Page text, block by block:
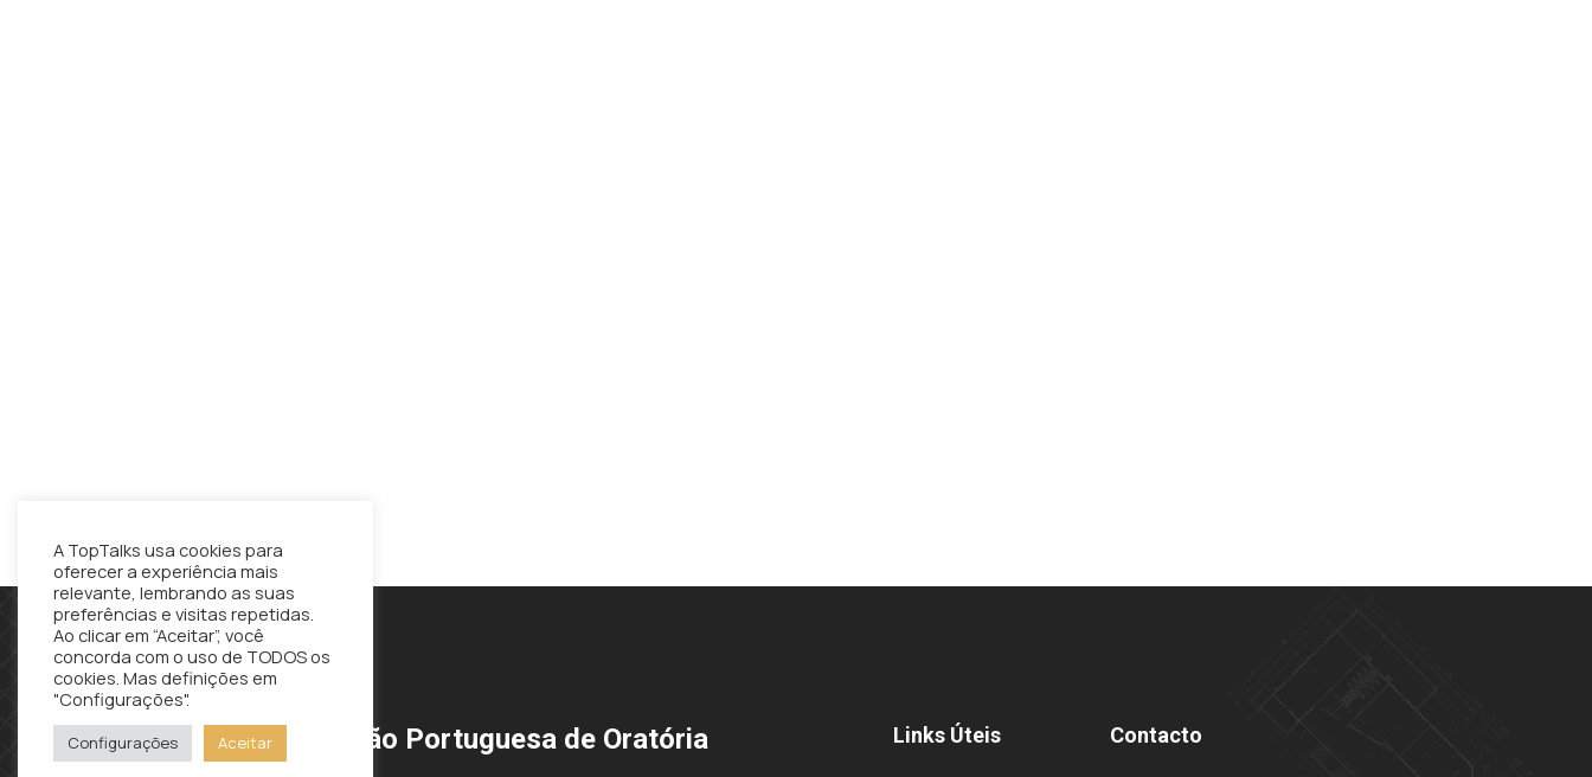
TopTalks - Associação Portuguesa de Oratória Links Úteis Contacto
A TopTalks usa cookies para
oferecer a experiência mais
relevante, lembrando as suas
preferências e visitas repetidas.
Ao clicar em “Aceitar”, você
concorda com o uso de TODOS os
cookies. Mas definições em
"Configurações".
Configurações Aceitar